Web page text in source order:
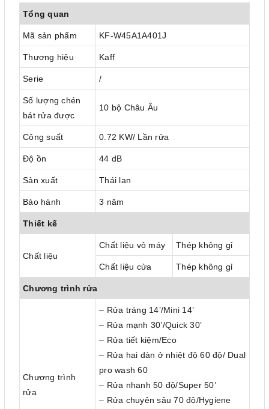
Tổng quan
Mã sản phẩm KF-W45A1A401J
Thương hiệu Kaff
Serie /
Số lượng chén
bát rửa được
10 bộ Châu Âu
Công suất 0.72 KW/ Lần rửa
Độ ồn 44 dB
Sản xuất Thái lan
Bảo hành 3 năm
Thiết kế
Chất liệu
Chất liệu vỏ máy Thép không gỉ
Chất liệu cửa Thép không gỉ
Chương trình rửa
Chương trình
rửa
– Rửa tráng 14’/Mini 14’
– Rửa mạnh 30’/Quick 30’
– Rửa tiết kiệm/Eco
– Rửa hai dàn ở nhiệt độ 60 độ/ Dual
pro wash 60
– Rửa nhanh 50 độ/Super 50’
– Rửa chuyên sâu 70 độ/Hygiene